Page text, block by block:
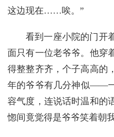
这边现在……唉。”
看到一座小院的门开
面只有一位老爷爷。他穿
得整整齐齐，个子高高的
年的爷爷有几分神似——
容气度，连说话时温和的
惚间竟觉得是爷爷笑着朝